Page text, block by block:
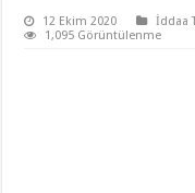
12 Ekim 2020 İddaa
1,095 Görüntülenme